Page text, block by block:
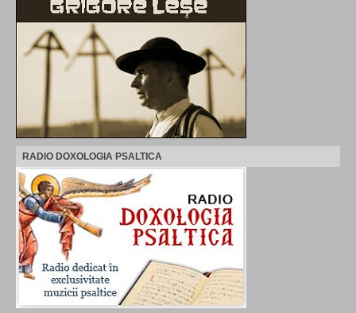
RADIO DOXOLOGIA PSALTICA